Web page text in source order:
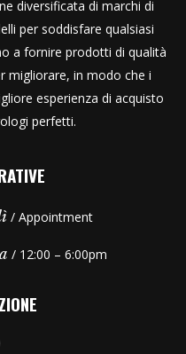
diversificata di marchi di
per soddisfare qualsiasi
a fornire prodotti di qualità
migliorare, in modo che i
esperienza di acquisto
perfetti.
/ Appointment
/ 12:00 – 6:00pm